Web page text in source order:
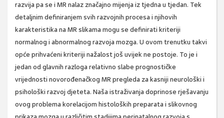
razvija pa se i MR nalaz značajno mijenja iz tjedna u tjedan. Tek
detaljnim definiranjem svih razvojnih procesa i njihovih
karakteristika na MR slikama mogu se definirati kriteriji
normalnog i abnormalnog razvoja mozga. U ovom trenutku takvi
opće prihvaćeni kriteriji nažalost još uvijek ne postoje. To je i
jedan od glavnih razloga relativno slabe prognostičke
vrijednosti novorođenačkog MR pregleda za kasniji neurološki i
psihološki razvoj djeteta. Naša istraživanja doprinose rješavanju
ovog problema korelacijom histoloških preparata i slikovnog